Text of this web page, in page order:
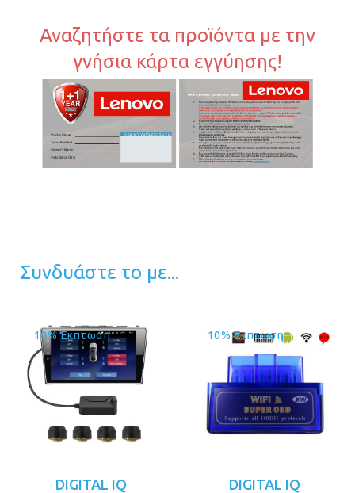
Αναζητήστε τα προϊόντα με την
γνήσια κάρτα εγγύησης!
Συνδυάστε το με...
10% Έκπτωση
DIGITAL IQ
10% Έκπτωση
DIGITAL IQ